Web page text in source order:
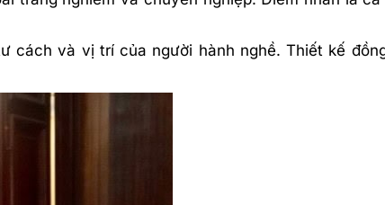
và vị trí của người hành nghề. Thiết kế